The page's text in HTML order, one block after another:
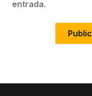
entrada.